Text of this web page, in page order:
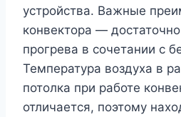
устройства. Важные
конвектора —
прогрева в сочетании с
Температура воздуха в
потолка при работе
отличается, поэтому